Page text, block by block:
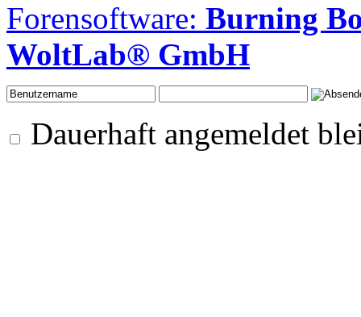
Forensoftware: Burning
WoltLab® GmbH
Dauerhaft angemeldet